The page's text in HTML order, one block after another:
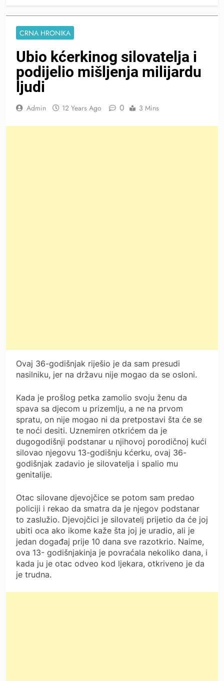
CRNA HRONIKA
Ubio kćerkinog silovatelja i
podijelio mišljenja milijardu
ljudi
Admin 12 Years Ago 0 3 Mins
Ovaj 36-godišnjak riješio je da sam presudi
nasilniku, jer na državu nije mogao da se osloni.
Kada je prošlog petka zamolio svoju ženu da
spava sa djecom u prizemlju, a ne na prvom
spratu, on nije mogao ni da pretpostavi šta će se
te noći desiti. Uznemiren otkrićem da je
dugogodišnji podstanar u njihovoj porodičnoj kući
silovao njegovu 13-godišnju kćerku, ovaj 36-
godišnjak zadavio je silovatelja i spalio mu
genitalije.
Otac silovane djevojčice se potom sam predao
policiji i rekao da smatra da je njegov podstanar
to zaslužio. Djevojčici je silovatelj prijetio da će joj
ubiti oca ako ikome kaže šta joj je uradio, ali je
jedan događaj prije 10 dana sve razotkrio. Naime,
ova 13- godišnjakinja je povraćala nekoliko dana, i
kada ju je otac odveo kod ljekara, otkriveno je da
je trudna.